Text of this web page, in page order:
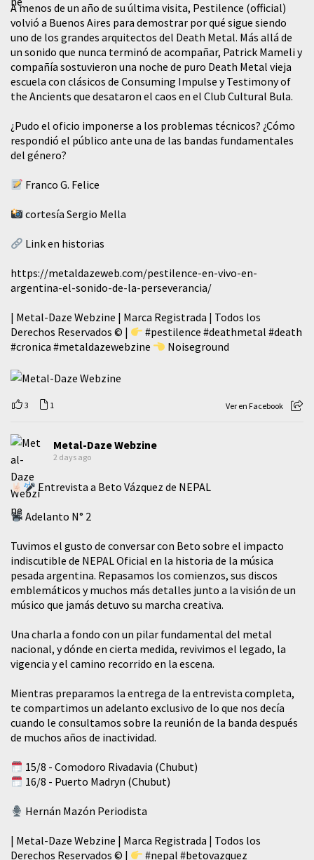
A menos de un año de su última visita, Pestilence (official)
volvió a Buenos Aires para demostrar por qué sigue siendo
uno de los grandes arquitectos del Death Metal. Más allá de
un sonido que nunca terminó de acompañar, Patrick Mameli y
compañía sostuvieron una noche de puro Death Metal vieja
escuela con clásicos de Consuming Impulse y Testimony of
the Ancients que desataron el caos en el Club Cultural Bula.
¿Pudo el oficio imponerse a los problemas técnicos? ¿Cómo
respondió el público ante una de las bandas fundamentales
del género?
Franco G. Felice
cortesía Sergio Mella
Link en historias
https://metaldazeweb.com/pestilence-en-vivo-en-
argentina-el-sonido-de-la-perseverancia/
| Metal-Daze Webzine | Marca Registrada | Todos los
Derechos Reservados © |
#pestilence #deathmetal #death
#cronica #metaldazewebzine Noiseground
3 1 Ver en Facebook
Metal-Daze Webzine
2 days ago
Entrevista a Beto Vázquez de NEPAL
Adelanto N° 2
Tuvimos el gusto de conversar con Beto sobre el impacto
indiscutible de NEPAL Oficial en la historia de la música
pesada argentina. Repasamos los comienzos, sus discos
emblemáticos y muchos más detalles junto a la visión de un
músico que jamás detuvo su marcha creativa.
​Una charla a fondo con un pilar fundamental del metal
nacional, y dónde en cierta medida, revivimos el legado, la
vigencia y el camino recorrido en la escena.
Mientras preparamos la entrega de la entrevista completa,
te compartimos un adelanto exclusivo de lo que nos decía
cuando le consultamos sobre la reunión de la banda después
de muchos años de inactividad.
15/8 - Comodoro Rivadavia (Chubut)
16/8 - Puerto Madryn (Chubut)
Hernán Mazón Periodista
| Metal-Daze Webzine | Marca Registrada | Todos los
Derechos Reservados © |
#nepal #betovazquez